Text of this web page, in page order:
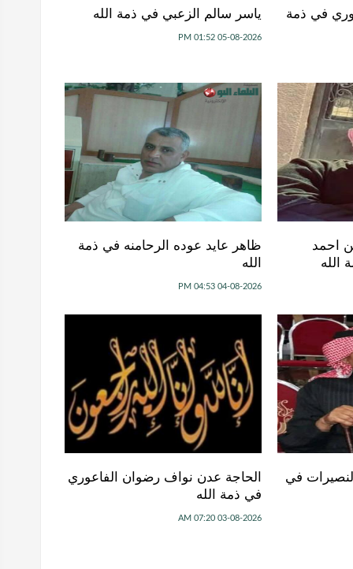
في ذمة
ياسر سالم الزعبي في ذمة الله
05-08-2026 01:52 PM
احمد
الله
ظاهر عايد عوده الرحامنه في ذمة
الله
04-08-2026 04:53 PM
في
الحاجة عدن نواف رضوان الفاعوري
في ذمة الله
03-08-2026 07:20 AM